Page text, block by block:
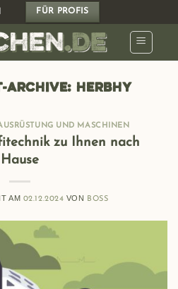
FÜR PROFIS
ARCHIVE:HERBHY
UND MASCHINEN
zu Ihnen nach
Hause
AM 02.12.2024 VON BOSS